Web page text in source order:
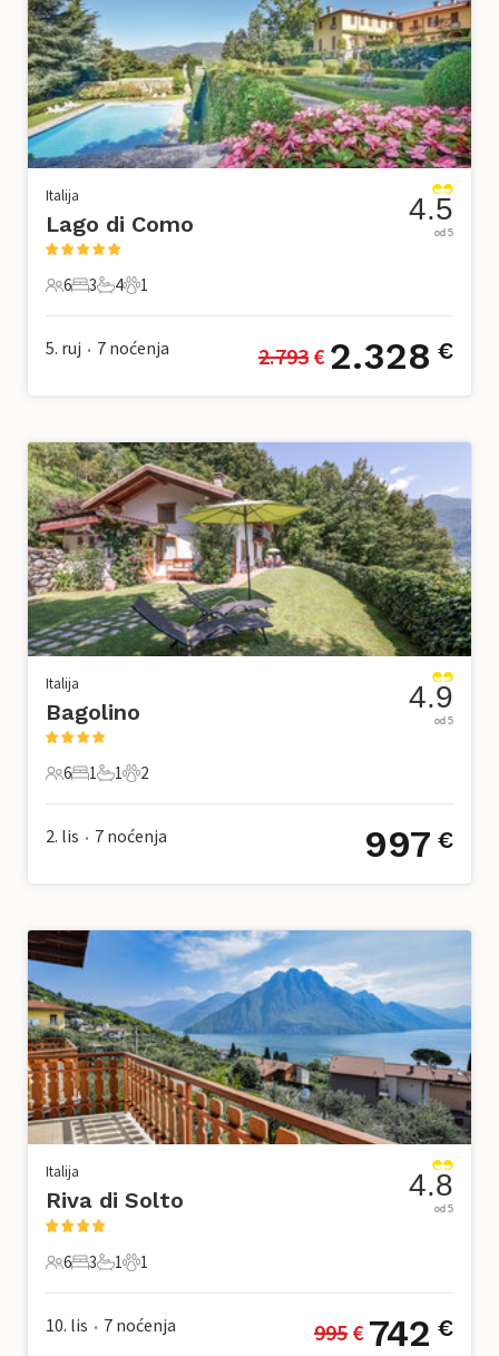
Italija
Lago di Como
6 Gosti
6
3 Spavaće sobe
3
4 Kupaonice
4
1 Kućni ljubimac
1
4.5
od 5
5. ruj • 7 noćenja 2.793 € 2.328 €
Italija
Bagolino
6 Gosti
6
1 Spavaća soba
1
1 Kupaonica
1
2 Kućni ljubimac
2
4.9
od 5
2. lis • 7 noćenja 997 €
Italija
Riva di Solto
6 Gosti
6
3 Spavaće sobe
3
1 Kupaonica
1
1 Kućni ljubimac
1
4.8
od 5
10. lis • 7 noćenja 995 € 742 €